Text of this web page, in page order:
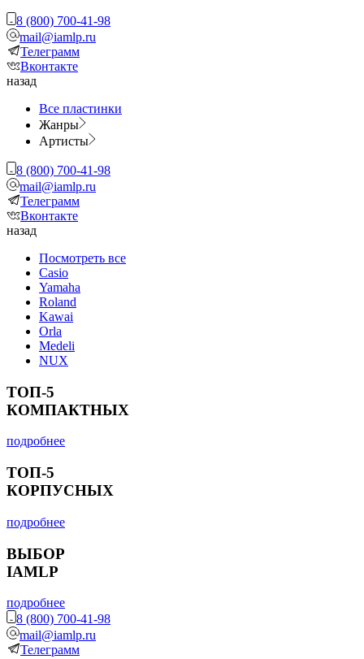
8 (800) 700-41-98
mail@iamlp.ru
Телеграмм
Вконтакте
назад
Все пластинки
Жанры
Артисты
8 (800) 700-41-98
mail@iamlp.ru
Телеграмм
Вконтакте
назад
Посмотреть все
Casio
Yamaha
Roland
Kawai
Orla
Medeli
NUX
ТОП-5
КОМПАКТНЫХ
подробнее
ТОП-5
КОРПУСНЫХ
подробнее
ВЫБОР
IAMLP
подробнее
8 (800) 700-41-98
mail@iamlp.ru
Телеграмм